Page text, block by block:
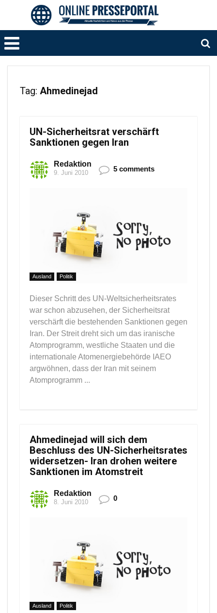
Tag: Ahmedinejad
UN-Sicherheitsrat verschärft
Sanktionen gegen Iran
Redaktion
9. Juni 2010 5 comments
Ausland Politik
Dieser Schritt des UN-Weltsicherheitsrates
war schon abzusehen, der Sicherheitsrat
verschärft die bestehenden Sanktionen gegen
Iran. Der Streit dreht sich um das iranische
Atomprogramm, westliche Staaten und die
internationale Atomenergiebehörde IAEO
argwöhnen, dass der Iran mit seinem
Atomprogramm ...
Ahmedinejad will sich dem
Beschluss des UN-Sicherheitsrates
widersetzen- Iran drohen weitere
Sanktionen im Atomstreit
Redaktion
8. Juni 2010 0
Ausland Politik